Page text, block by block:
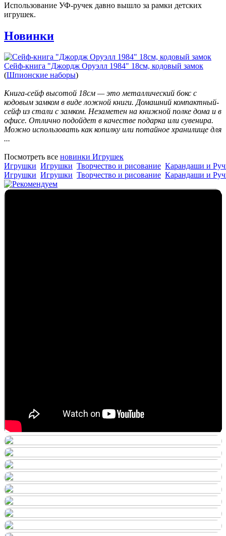
Использование УФ-ручек давно вышло за рамки детских
игрушек.
Новинки
Сейф-книга "Джордж Оруэлл 1984" 18см, кодовый замок
(Шпионские наборы)
Книга-сейф высотой 18см — это металлический бокс с
кодовым замком в виде ложной книги. Домашний компактный-
сейф из стали с замком. Незаметен на книжной полке дома и в
офисе. Отлично подойдет в качестве подарка или сувенира.
Можно использовать как копилку или потайное хранилище для
...
Посмотреть все новинки Игрушек
Игрушки Игрушки Творчество и рисование Карандаши и
Игрушки Игрушки Творчество и рисование Карандаши и